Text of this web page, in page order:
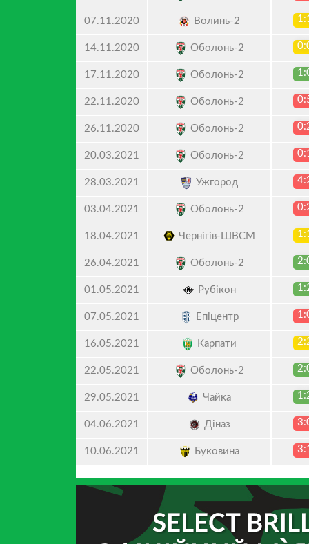
07.11.2020 Волинь-2
14.11.2020 Оболонь-2
17.11.2020 Оболонь-2
22.11.2020 Оболонь-2
26.11.2020 Оболонь-2
20.03.2021 Оболонь-2
28.03.2021 Ужгород
03.04.2021 Оболонь-2
18.04.2021 Чернігів-ШВСМ
26.04.2021 Оболонь-2
01.05.2021 Рубікон
07.05.2021 Епіцентр
16.05.2021 Карпати
22.05.2021 Оболонь-2
29.05.2021 Чайка
04.06.2021 Діназ
10.06.2021 Буковина